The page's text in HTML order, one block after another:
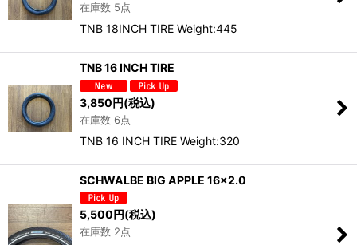
在庫数 5点
TNB 18INCH TIRE Weight:445
TNB 16 INCH TIRE
3,850円(税込)
在庫数 6点
TNB 16 INCH TIRE Weight:320
SCHWALBE BIG APPLE 16×2.0
5,500円(税込)
在庫数 2点